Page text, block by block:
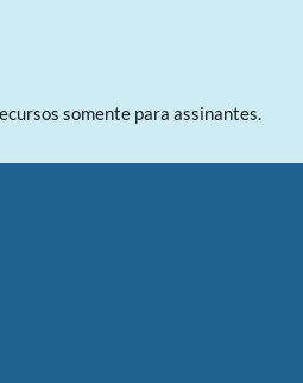
somente para assinantes.